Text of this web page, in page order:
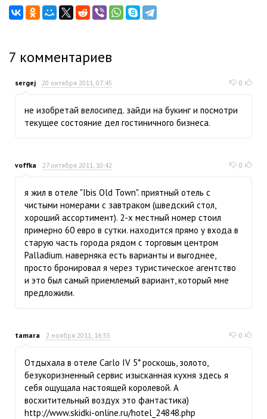
7 комментариев
sergej 20 октября 2011, 07:45 0
не изобретай велосипед. зайди на букинг и посмотри
текущее состояние дел гостиничного бизнеса.
voffka 27 октября 2011, 10:42 0
я жил в отеле "Ibis Old Town". приятный отель с
чистыми номерами с завтраком (шведский стол,
хороший ассортимент). 2-х местный номер стоил
примерно 60 евро в сутки. находится прямо у входа в
старую часть города рядом с торговым центром
Palladium. наверняка есть варианты и выгоднее,
просто бронировал я через туристическое агентство
и это был самый приемлемый вариант, который мне
предложили.
tamara 2 ноября 2011, 16:55 0
Отдыхала в отеле Carlo IV 5* роскошь, золото,
безукоризненный сервис изысканная кухня здесь я
себя ощущала настоящей королевой. А
восхитительный воздух это фантастика)
http://www.skidki-online.ru/hotel_24848.php